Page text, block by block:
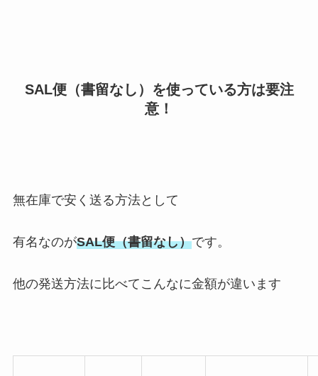
SAL便（書留なし）を使っている方は要注
意！
無在庫で安く送る方法として
有名なのがSAL便（書留なし）です。
他の発送方法に比べてこんなに金額が違います